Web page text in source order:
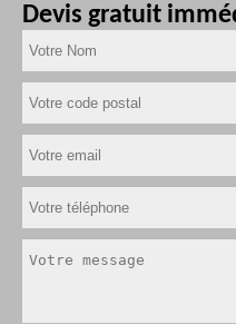
Devis gratuit